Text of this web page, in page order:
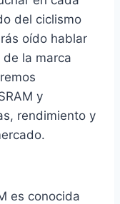
del ciclismo
oído hablar
la marca
y
rendimiento y
es conocida